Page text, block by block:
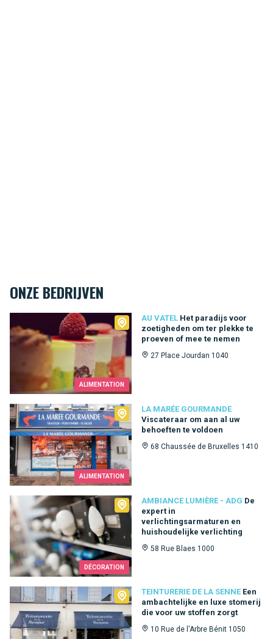
ONZE BEDRIJVEN
ALIMENTATION
AU VATEL Het paradijs voor
zoetigheden om ter plekke te
proeven of mee te nemen
27 Place Jourdan 1040
ALIMENTATION
LA MARÉE GOURMANDE
Viscateraar om aan al uw
behoeften te voldoen
68 Chaussée de Bruxelles 1410
La Marée Gourmande
DÉCORATION
AMBIANCE LUMIÈRE - ADG De
expert in
verlichtingsarmaturen en
huishoudelijke verlichting
58 Rue Blaes 1000
Ambiance Lumière - ADG
TEINTURERIE DE LA SENNE Een
ambachtelijke en luxe stomerij
die voor uw stoffen zorgt
10 Rue de l'Arbre Bénit 1050
Teinturerie de la Senne